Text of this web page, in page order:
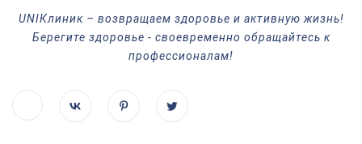
UNIКлиник – возвращаем здоровье и активную жизнь!
Берегите здоровье - своевременно обращайтесь к
профессионалам!